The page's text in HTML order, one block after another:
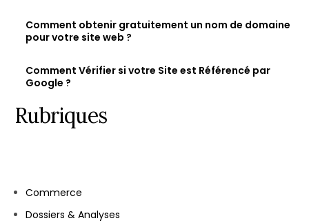
Comment obtenir gratuitement un nom de domaine
pour votre site web ?
Comment Vérifier si votre Site est Référencé par
Google ?
Rubriques
Commerce
Dossiers & Analyses